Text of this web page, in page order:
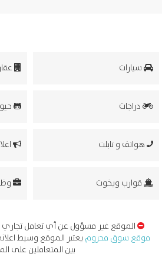
سيارات عقارات
دراجات
هواتف و تابلت
قوارب ويخوت
الموقع غير مسؤول عن أي تعامل تجاري في
موقع سوق محروميعتبر الموقع وسيط
بين المتعاملين على